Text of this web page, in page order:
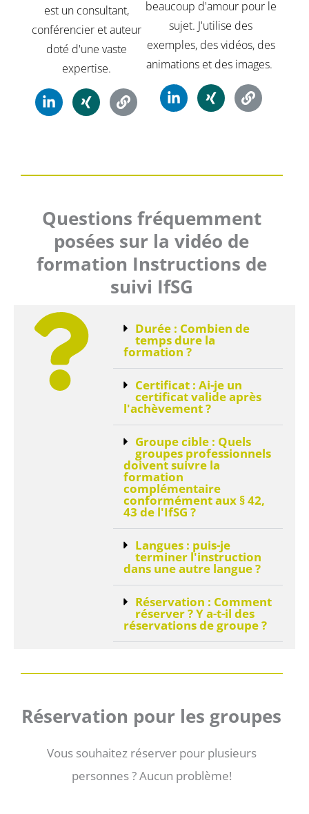
est un consultant,
conférencier et auteur
doté d'une vaste
expertise.
L
e
n
-
n
X l
beaucoup d'amour pour le
sujet. J'utilise des
exemples, des vidéos, des
animations et des images.
L
d
-
i
n
X l
Questions fréquemment
posées sur la vidéo de
formation Instructions de
suivi IfSG
Durée : Combien de
temps dure la
formation ?
Certificat : Ai-je un
certificat valide après
l'achèvement ?
Groupe cible : Quels
groupes professionnels
doivent suivre la
formation
complémentaire
conformément aux § 42,
43 de l'IfSG ?
Langues : puis-je
terminer l'instruction
dans une autre langue ?
Réservation : Comment
réserver ? Y a-t-il des
réservations de groupe ?
Réservation pour les groupes
Vous souhaitez réserver pour plusieurs
personnes ? Aucun problème!